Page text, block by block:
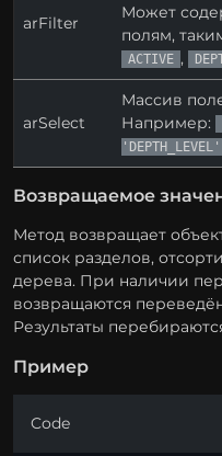
arFilter
Может
полям,
ACTIVE ,
arSelect
Массив
Например:
'DEPTH_LEVEL']
Возвращаемое
Метод возвращает
список разделов,
дерева. При наличии
возвращаются
Результаты
Пример
Code